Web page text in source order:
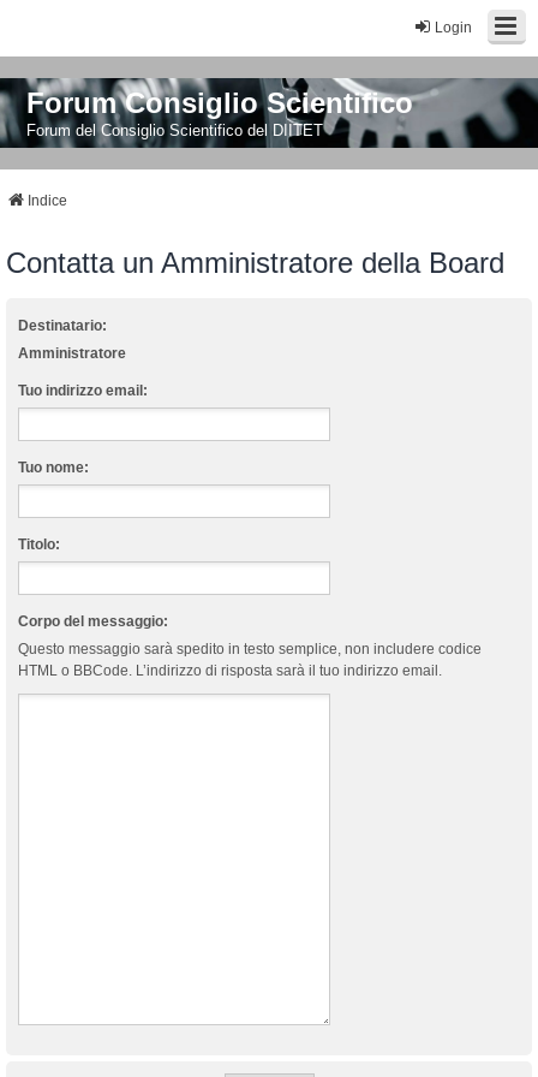
Login
Forum Consiglio Scientifico
Forum del Consiglio Scientifico del DIITET
Indice
Contatta un Amministratore della Board
Destinatario:
Amministratore
Tuo indirizzo email:
Tuo nome:
Titolo:
Corpo del messaggio:
Questo messaggio sarà spedito in testo semplice, non includere codice
HTML o BBCode. L’indirizzo di risposta sarà il tuo indirizzo email.